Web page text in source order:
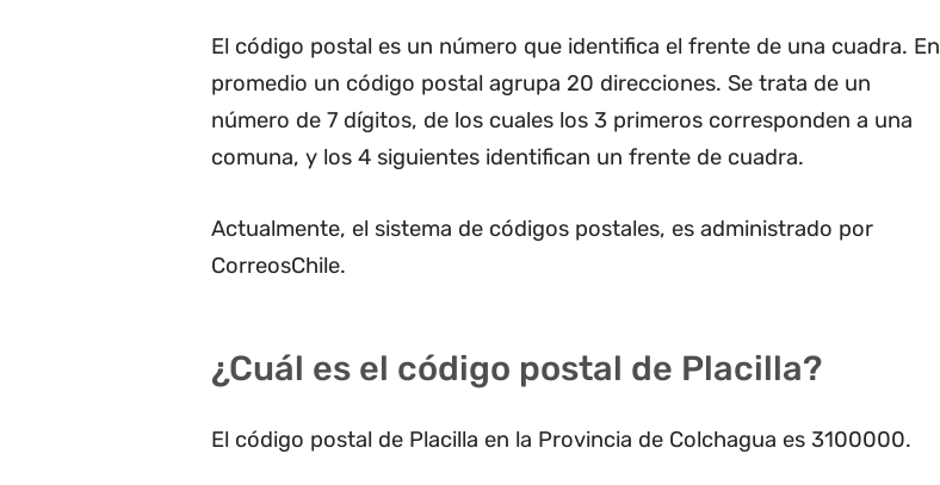
El código postal es un número que identifica el frente de una cuadra. En
promedio un código postal agrupa 20 direcciones. Se trata de un
número de 7 dígitos, de los cuales los 3 primeros corresponden a una
comuna, y los 4 siguientes identifican un frente de cuadra.
Actualmente, el sistema de códigos postales, es administrado por
CorreosChile.
¿Cuál es el código postal de Placilla?
El código postal de Placilla en la Provincia de Colchagua es 3100000.